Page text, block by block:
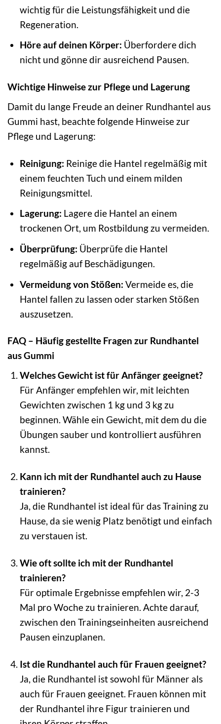
wichtig für die Leistungsfähigkeit und die
Regeneration.
Höre auf deinen Körper: Überfordere dich
nicht und gönne dir ausreichend Pausen.
Wichtige Hinweise zur Pflege und Lagerung
Damit du lange Freude an deiner Rundhantel aus
Gummi hast, beachte folgende Hinweise zur
Pflege und Lagerung:
Reinigung: Reinige die Hantel regelmäßig mit
einem feuchten Tuch und einem milden
Reinigungsmittel.
Lagerung: Lagere die Hantel an einem
trockenen Ort, um Rostbildung zu vermeiden.
Überprüfung: Überprüfe die Hantel
regelmäßig auf Beschädigungen.
Vermeidung von Stößen: Vermeide es, die
Hantel fallen zu lassen oder starken Stößen
auszusetzen.
FAQ – Häufig gestellte Fragen zur Rundhantel
aus Gummi
Welches Gewicht ist für Anfänger geeignet?
Für Anfänger empfehlen wir, mit leichten
Gewichten zwischen 1 kg und 3 kg zu
beginnen. Wähle ein Gewicht, mit dem du die
Übungen sauber und kontrolliert ausführen
kannst.
Kann ich mit der Rundhantel auch zu Hause
trainieren?
Ja, die Rundhantel ist ideal für das Training zu
Hause, da sie wenig Platz benötigt und einfach
zu verstauen ist.
Wie oft sollte ich mit der Rundhantel
trainieren?
Für optimale Ergebnisse empfehlen wir, 2-3
Mal pro Woche zu trainieren. Achte darauf,
zwischen den Trainingseinheiten ausreichend
Pausen einzuplanen.
Ist die Rundhantel auch für Frauen geeignet?
Ja, die Rundhantel ist sowohl für Männer als
auch für Frauen geeignet. Frauen können mit
der Rundhantel ihre Figur trainieren und